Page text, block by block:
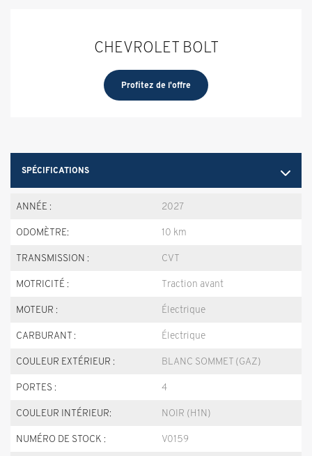
SPÉCIFICATIONS
ANNÉE : 2027
ODOMÈTRE: 10 km
TRANSMISSION : CVT
MOTRICITÉ : Traction avant
MOTEUR : Électrique
CARBURANT : Électrique
COULEUR EXTÉRIEUR : BLANC SOMMET (GAZ)
PORTES : 4
COULEUR INTÉRIEUR: NOIR (H1N)
NUMÉRO DE STOCK : V0159
CHEVROLET BOLT
Profitez de l'offre